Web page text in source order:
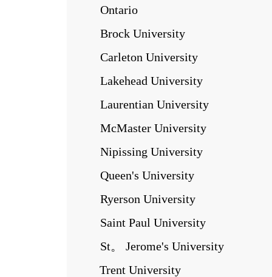
Ontario
Brock University
Carleton University
Lakehead University
Laurentian University
McMaster University
Nipissing University
Queen's University
Ryerson University
Saint Paul University
St。 Jerome's University
Trent University